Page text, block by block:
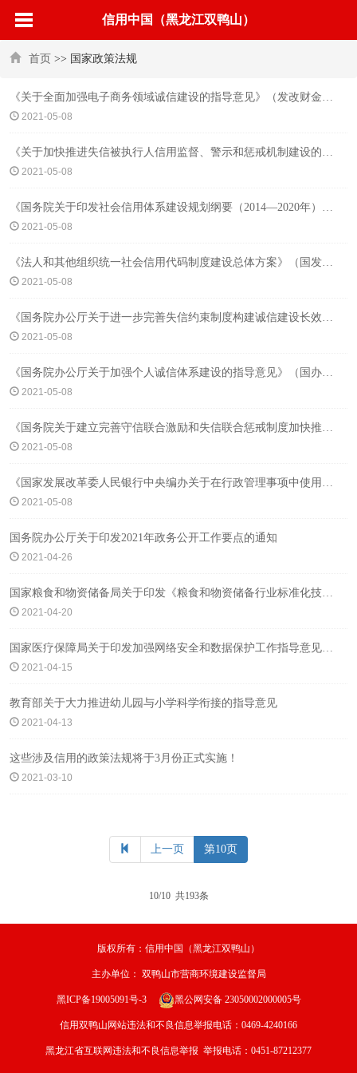
信用中国（黑龙江双鸭山）
首页 >> 国家政策法规
《关于全面加强电子商务领域诚信建设的指导意见》（发改财金〔2016〕2794号）
2021-05-08
《关于加快推进失信被执行人信用监督、警示和惩戒机制建设的意见》（中办发〔2016〕64号）
2021-05-08
《国务院关于印发社会信用体系建设规划纲要（2014—2020年）的通知》（国发〔2014〕21号）
2021-05-08
《法人和其他组织统一社会信用代码制度建设总体方案》（国发〔2015〕33号）
2021-05-08
《国务院办公厅关于进一步完善失信约束制度构建诚信建设长效机制的指导意见》（国办发〔2020〕49号）
2021-05-08
《国务院办公厅关于加强个人诚信体系建设的指导意见》（国办发〔2016〕98号）
2021-05-08
《国务院关于建立完善守信联合激励和失信联合惩戒制度加快推进社会诚信建设的指导意见》（国发〔2016〕33号）
2021-05-08
《国家发展改革委人民银行中央编办关于在行政管理事项中使用信用记录和信用报告的若干意见的通知》（发改财金〔2013〕920号）
2021-05-08
国务院办公厅关于印发2021年政务公开工作要点的通知
2021-04-26
国家粮食和物资储备局关于印发《粮食和物资储备行业标准化技术委员会管理办法》的通知
2021-04-20
国家医疗保障局关于印发加强网络安全和数据保护工作指导意见的通知
2021-04-15
教育部关于大力推进幼儿园与小学科学衔接的指导意见
2021-04-13
这些涉及信用的政策法规将于3月份正式实施！
2021-03-10
上一页 第10页
10/10 共193条
版权所有：信用中国（黑龙江双鸭山）
主办单位： 双鸭山市营商环境建设监督局
黑ICP备19005091号-3 黑公网安备 23050002000005号
信用双鸭山网站违法和不良信息举报电话：0469-4240166
黑龙江省互联网违法和不良信息举报 举报电话：0451-87212377